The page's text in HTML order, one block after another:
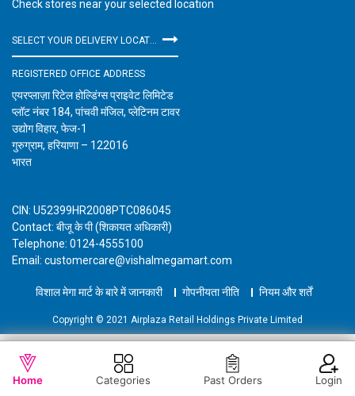
WISHLIST OUT OF STOCK
Check stores near your selected location
REGISTERED OFFICE ADDRESS
एयरप्लाज़ा रिटेल होल्डिंग्स प्राइवेट लिमिटेड
प्लॉट नंबर 184, पांचवी मंजिल, प्लेटिनम टावर
उद्योग विहार, फेज-1
गुरुग्राम, हरियाणा – 122016
भारत
CIN: U52399HR2008PTC086045
Contact: बीजू के पी (शिकायत अधिकारी)
Telephone: 0124-4555100
Email: customercare@vishalmegamart.com
विशाल मेगा मार्ट के बारे में जानकारी गोपनीयता नीति नियम और शर्तें
Copyright © 2021 Airplaza Retail Holdings Private Limited
Home Categories Past Orders Login